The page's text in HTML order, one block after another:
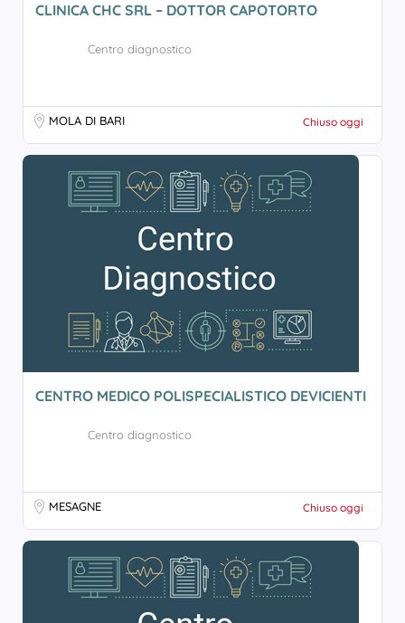
CLINICA CHC SRL – DOTTOR CAPOTORTO
Centro diagnostico
MOLA DI BARI Chiuso oggi
CENTRO MEDICO POLISPECIALISTICO DEVICIENTI
Centro diagnostico
MESAGNE Chiuso oggi